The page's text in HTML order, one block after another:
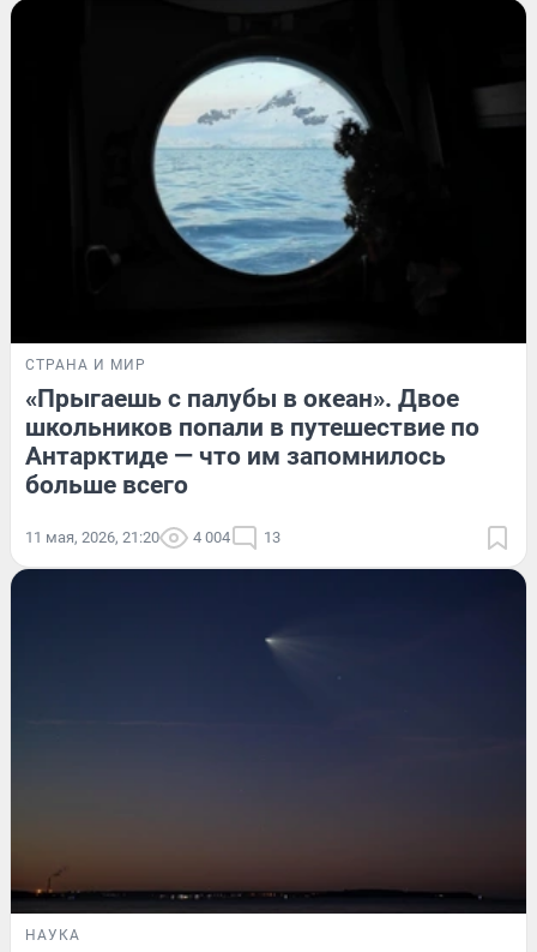
СТРАНА И МИР
«Прыгаешь с палубы в океан». Двое
школьников попали в путешествие по
Антарктиде — что им запомнилось
больше всего
11 мая, 2026, 21:20 4 004 13
НАУКА